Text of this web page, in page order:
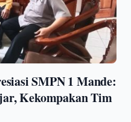
SMPN 1 Mande:
Kekompakan Tim